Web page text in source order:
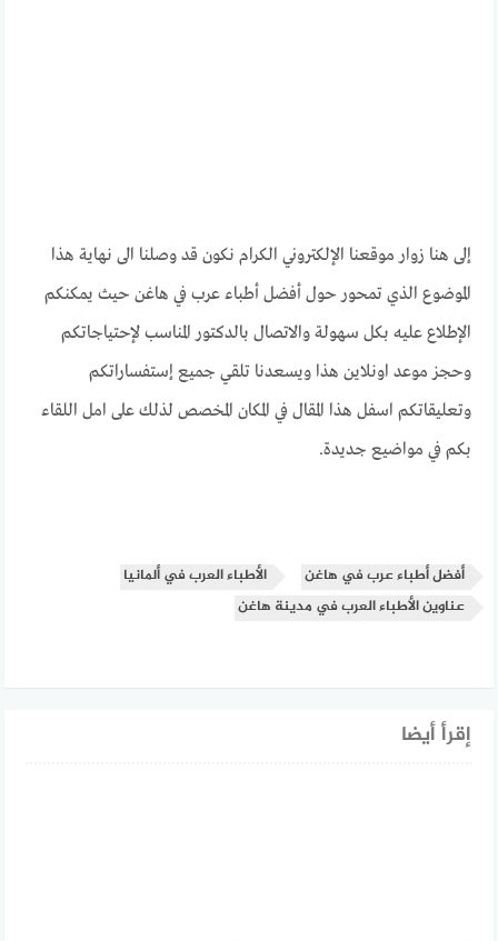
إلى هنا زوار موقعنا الإلكتروني الكرام نكون قد وصلنا الى نهاية هذا
الموضوع الذي تمحور حول أفضل أطباء عرب في هاغن حيث يمكنكم
الإطلاع عليه بكل سهولة والاتصال بالدكتور المناسب لإحتياجاتكم
وحجز موعد اونلاين هذا ويسعدنا تلقي جميع إستفساراتكم
وتعليقاتكم اسفل هذا المقال في المكان المخصص لذلك على امل اللقاء
بكم في مواضيع جديدة.
أفضل أطباء عرب في هاغن
الأطباء العرب في ألمانيا
عناوين الأطباء العرب في مدينة هاغن
إقرأ أيضا